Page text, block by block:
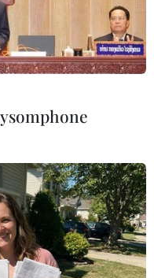
tố người đàn ông
vòi cao áp vào thợ
dỡ nhà sát vách